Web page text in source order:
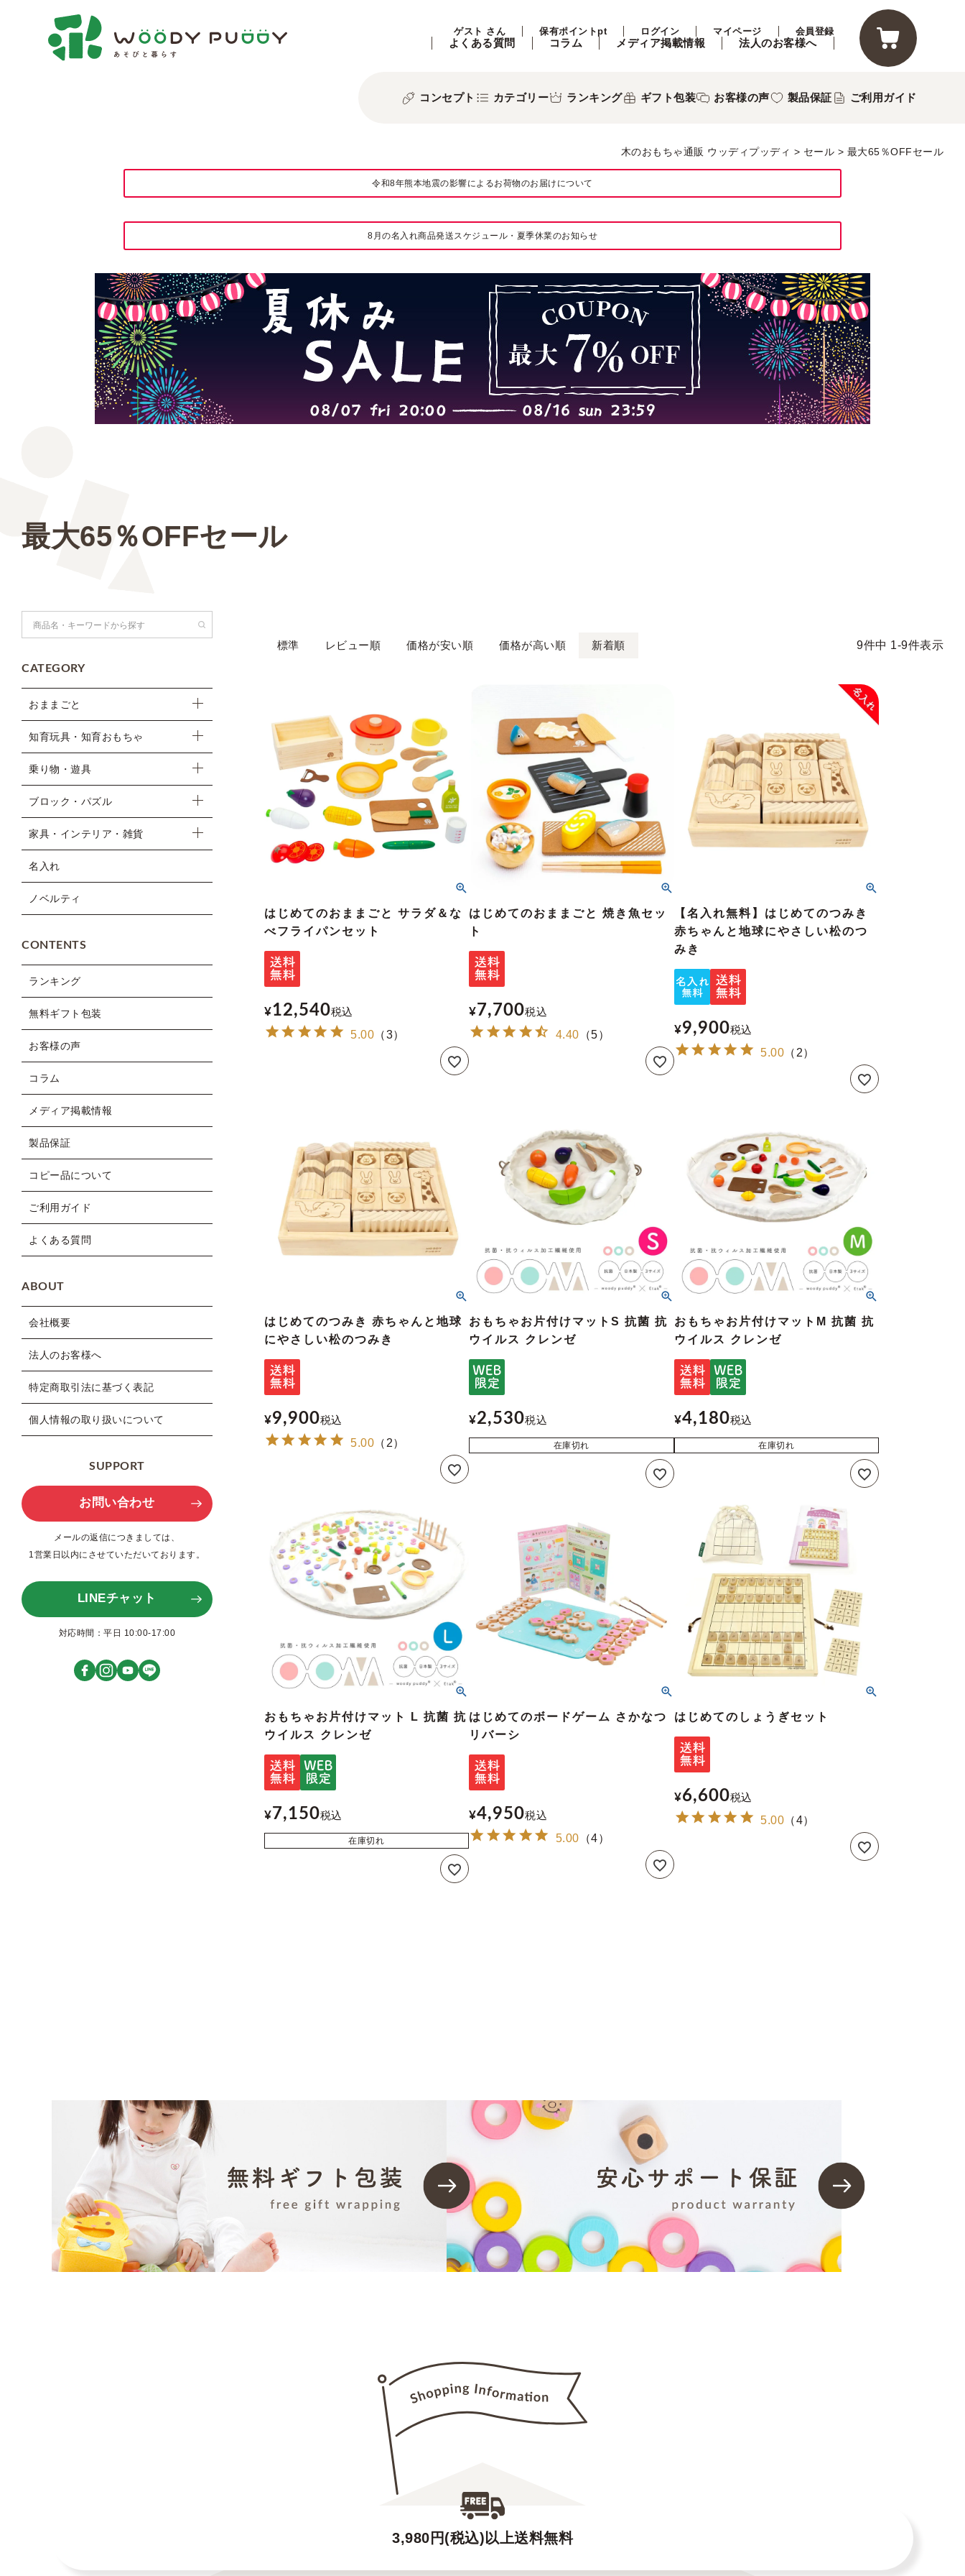
ゲスト さん 保有ポイントpt ログイン マイページ 会員登録
よくある質問 コラム メディア掲載情報 法人のお客様へ
コンセプト カテゴリー ランキング ギフト包装 お客様の声 製品保証 ご利用ガイド
木のおもちゃ通販 ウッディプッディ セール 最大65％OFFセール
令和8年熊本地震の影響によるお荷物のお届けについて
8月の名入れ商品発送スケジュール・夏季休業のお知らせ
最大65％OFFセール
CATEGORY
おままごと
知育玩具・知育おもちゃ
乗り物・遊具
ブロック・パズル
家具・インテリア・雑貨
名入れ
ノベルティ
CONTENTS
ランキング
無料ギフト包装
お客様の声
コラム
メディア掲載情報
製品保証
コピー品について
ご利用ガイド
よくある質問
ABOUT
会社概要
法人のお客様へ
特定商取引法に基づく表記
個人情報の取り扱いについて
SUPPORT
お問い合わせ
メールの返信につきましては、
1営業日以内にさせていただいております。
LINEチャット
対応時間：平日 10:00-17:00
標準 レビュー順 価格が安い順 価格が高い順 新着順 9件中 1-9件表示
はじめてのおままごと サラダ＆な
べフライパンセット
¥12,540税込
5.00 （3）
はじめてのおままごと 焼き魚セッ
ト
¥7,700税込
4.40 （5）
【名入れ無料】はじめてのつみき
赤ちゃんと地球にやさしい松のつ
みき
¥9,900税込
5.00 （ 2）
はじめてのつみき 赤ちゃんと地球
にやさしい松のつみき
¥9,900税込
5.00 （ 2）
おもちゃお片付けマットS 抗菌 抗
ウイルス クレンゼ
¥2,530税込
在庫切れ
おもちゃお片付けマットM 抗菌 抗
ウイルス クレンゼ
¥4,180税込
在庫切れ
おもちゃお片付けマット L 抗菌 抗
ウイルス クレンゼ
¥7,150税込
在庫切れ
はじめてのボードゲーム さかなつ
リバーシ
¥4,950税込
5.00 （4）
はじめてのしょうぎセット
¥6,600税込
5.00 （4）
3,980円(税込)以上送料無料